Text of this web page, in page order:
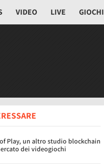
VIDEO LIVE GIOCHI
Play, un altro studio blockchain
dei videogiochi